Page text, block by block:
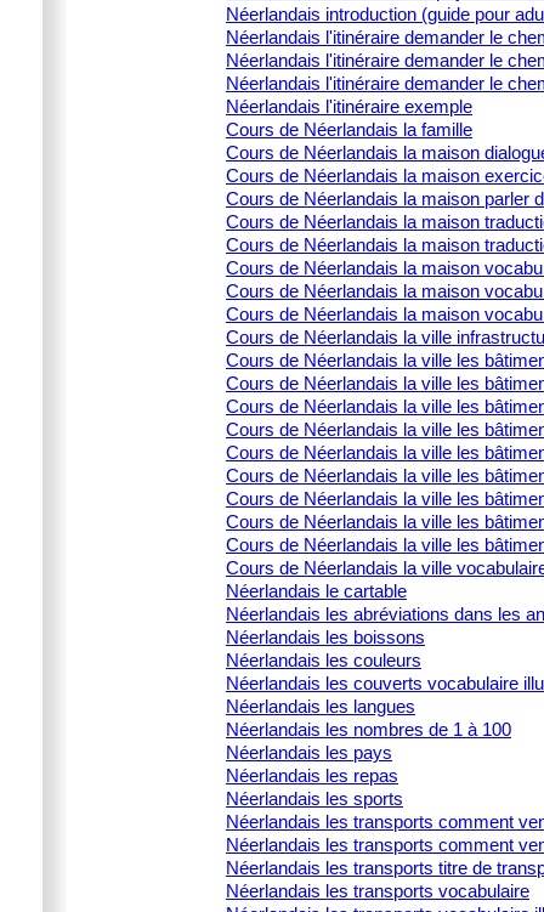
Néerlandais introduction (guide pour
Néerlandais l'itinéraire demander le
Néerlandais l'itinéraire demander le
Néerlandais l'itinéraire demander le
Néerlandais l'itinéraire exemple
Cours de Néerlandais la famille
Cours de Néerlandais la maison
Cours de Néerlandais la maison
Cours de Néerlandais la maison parler
Cours de Néerlandais la maison
Cours de Néerlandais la maison
Cours de Néerlandais la maison
Cours de Néerlandais la maison
Cours de Néerlandais la maison
Cours de Néerlandais la ville
Cours de Néerlandais la ville les
Cours de Néerlandais la ville les
Cours de Néerlandais la ville les
Cours de Néerlandais la ville les
Cours de Néerlandais la ville les
Cours de Néerlandais la ville les
Cours de Néerlandais la ville les
Cours de Néerlandais la ville les
Cours de Néerlandais la ville les
Cours de Néerlandais la ville
Néerlandais le cartable
Néerlandais les abréviations dans les
Néerlandais les boissons
Néerlandais les couleurs
Néerlandais les couverts vocabulaire
Néerlandais les langues
Néerlandais les nombres de 1 à 100
Néerlandais les pays
Néerlandais les repas
Néerlandais les sports
Néerlandais les transports comment
Néerlandais les transports comment
Néerlandais les transports titre de
Néerlandais les transports vocabulaire